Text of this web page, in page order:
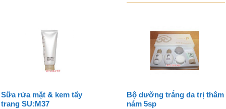
Sữa rửa mặt & kem tẩy
trang SU:M37
Bộ dưỡng trắng da trị thâm
nám 5sp